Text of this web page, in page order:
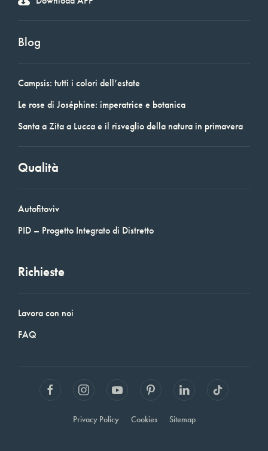
Blog
Campsis: tutti i colori dell’estate
Le rose di Joséphine: imperatrice e botanica
Santa a Zita a Lucca e il risveglio della natura in primavera
Qualità
Autofitoviv
PID – Progetto Integrato di Distretto
Richieste
Lavora con noi
FAQ
Privacy Policy Cookies Sitemap